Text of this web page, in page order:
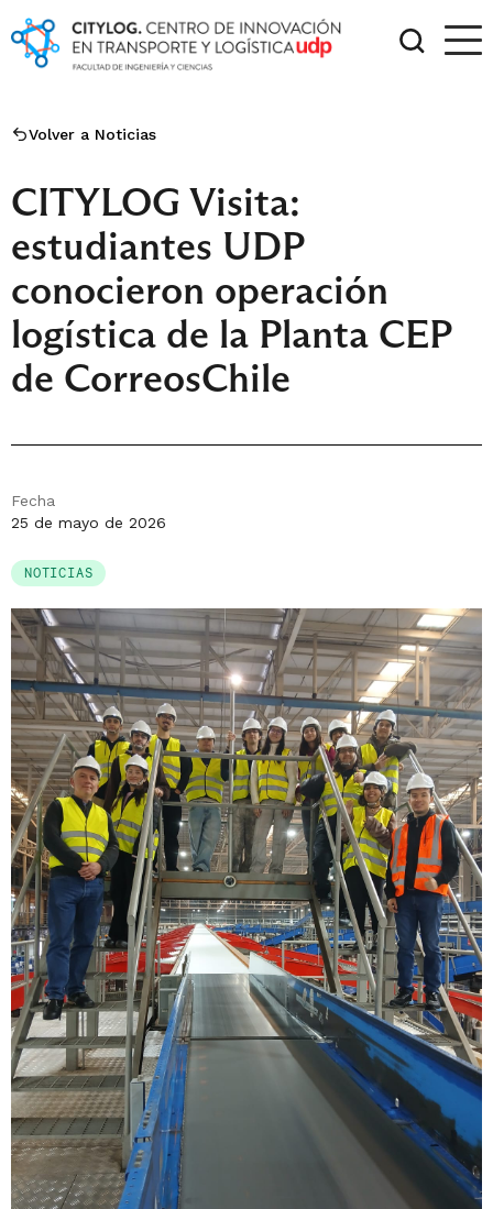
Volver a Noticias
CITYLOG Visita:
estudiantes UDP
conocieron operación
logística de la Planta CEP
de CorreosChile
Fecha
25 de mayo de 2026
NOTICIAS